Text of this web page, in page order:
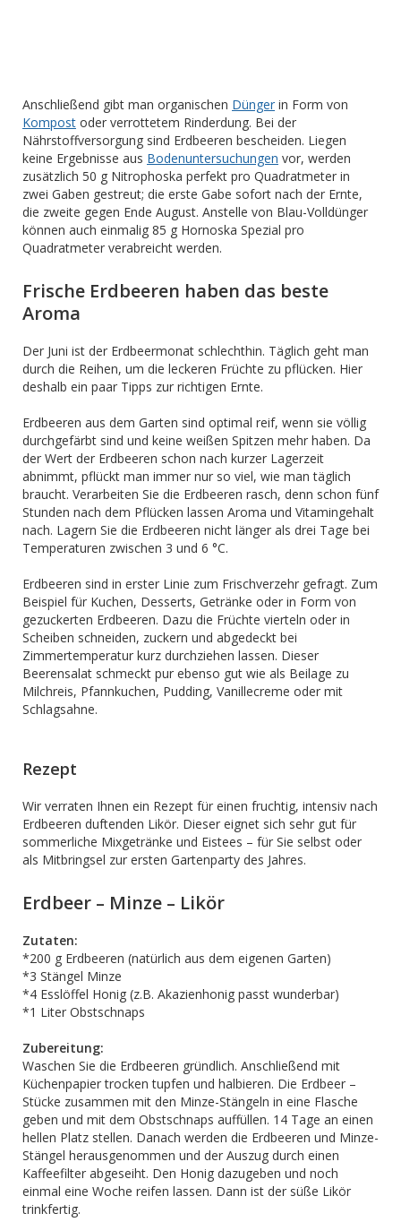
Anschließend gibt man organischen Dünger in Form von
Kompost oder verrottetem Rinderdung. Bei der
Nährstoffversorgung sind Erdbeeren bescheiden. Liegen
keine Ergebnisse aus Bodenuntersuchungen vor, werden
zusätzlich 50 g Nitrophoska perfekt pro Quadratmeter in
zwei Gaben gestreut; die erste Gabe sofort nach der Ernte,
die zweite gegen Ende August. Anstelle von Blau-Volldünger
können auch einmalig 85 g Hornoska Spezial pro
Quadratmeter verabreicht werden.
Frische Erdbeeren haben das beste
Aroma
Der Juni ist der Erdbeermonat schlechthin. Täglich geht man
durch die Reihen, um die leckeren Früchte zu pflücken. Hier
deshalb ein paar Tipps zur richtigen Ernte.
Erdbeeren aus dem Garten sind optimal reif, wenn sie völlig
durchgefärbt sind und keine weißen Spitzen mehr haben. Da
der Wert der Erdbeeren schon nach kurzer Lagerzeit
abnimmt, pflückt man immer nur so viel, wie man täglich
braucht. Verarbeiten Sie die Erdbeeren rasch, denn schon fünf
Stunden nach dem Pflücken lassen Aroma und Vitamingehalt
nach. Lagern Sie die Erdbeeren nicht länger als drei Tage bei
Temperaturen zwischen 3 und 6 °C.
Erdbeeren sind in erster Linie zum Frischverzehr gefragt. Zum
Beispiel für Kuchen, Desserts, Getränke oder in Form von
gezuckerten Erdbeeren. Dazu die Früchte vierteln oder in
Scheiben schneiden, zuckern und abgedeckt bei
Zimmertemperatur kurz durchziehen lassen. Dieser
Beerensalat schmeckt pur ebenso gut wie als Beilage zu
Milchreis, Pfannkuchen, Pudding, Vanillecreme oder mit
Schlagsahne.
Rezept
Wir verraten Ihnen ein Rezept für einen fruchtig, intensiv nach
Erdbeeren duftenden Likör. Dieser eignet sich sehr gut für
sommerliche Mixgetränke und Eistees – für Sie selbst oder
als Mitbringsel zur ersten Gartenparty des Jahres.
Erdbeer – Minze – Likör
Zutaten:
*200 g Erdbeeren (natürlich aus dem eigenen Garten)
*3 Stängel Minze
*4 Esslöffel Honig (z.B. Akazienhonig passt wunderbar)
*1 Liter Obstschnaps
Zubereitung:
Waschen Sie die Erdbeeren gründlich. Anschließend mit
Küchenpapier trocken tupfen und halbieren. Die Erdbeer –
Stücke zusammen mit den Minze-Stängeln in eine Flasche
geben und mit dem Obstschnaps auffüllen. 14 Tage an einen
hellen Platz stellen. Danach werden die Erdbeeren und Minze-
Stängel herausgenommen und der Auszug durch einen
Kaffeefilter abgeseiht. Den Honig dazugeben und noch
einmal eine Woche reifen lassen. Dann ist der süße Likör
trinkfertig.